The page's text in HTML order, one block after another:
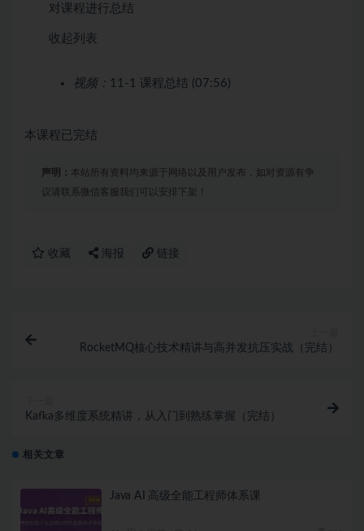
对课程进行总结
收起列表
视频： 11-1 课程总结 (07:56)
本课程已完结
声明： 本站所有资料均来源于网络以及用户发布，如对资源有争
议请联系微信客服我们可以安排下架！
收藏 海报 链接
RocketMQ核心技术精讲与高并发抗压实战（完结）
Kafka多维度系统精讲，从入门到熟练掌握（完结）
相关文章
Java AI 高级全能工程师体系课